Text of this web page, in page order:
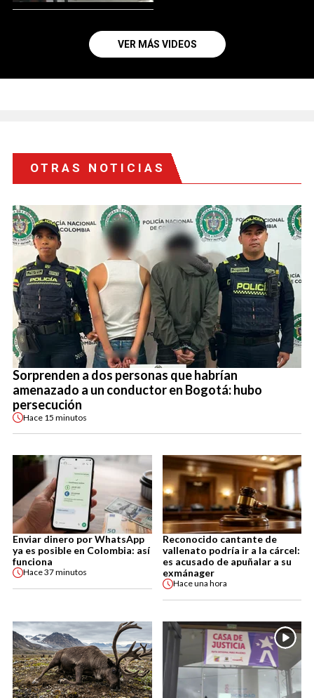
VER MÁS VIDEOS
OTRAS NOTICIAS
Sorprenden a dos personas que habrían
amenazado a un conductor en Bogotá: hubo
persecución
Hace 15 minutos
Enviar dinero por WhatsApp
ya es posible en Colombia: así
funciona
Hace37 minutos
Reconocido cantante de
vallenato podría ir a la cárcel:
es acusado de apuñalar a su
exmánager
Haceuna hora